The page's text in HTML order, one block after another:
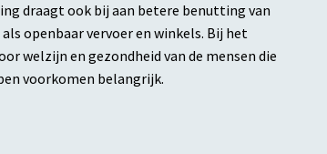
draagt ook bij aan betere benutting van
openbaar vervoer en winkels. Bij het
welzijn en gezondheid van de mensen die
voorkomen belangrijk.